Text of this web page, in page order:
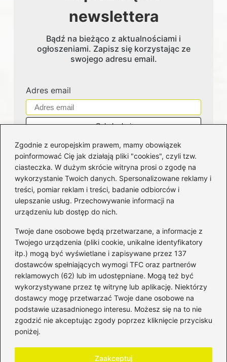
Zgodnie z europejskim prawem, mamy obowiązek
poinformować Cię jak działają pliki "cookies", czyli tzw.
ciasteczka. W dużym skrócie witryna prosi o zgodę na
wykorzystanie Twoich danych. Spersonalizowane reklamy i
treści, pomiar reklam i treści, badanie odbiorców i
ulepszanie usług. Przechowywanie informacji na
urządzeniu lub dostęp do nich.
Twoje dane osobowe będą przetwarzane, a informacje z
Twojego urządzenia (pliki cookie, unikalne identyfikatory
itp.) mogą być wyświetlane i zapisywane przez 137
dostawców spełniających wymogi TFC oraz partnerów
reklamowych (62) lub im udostępniane. Mogą też być
wykorzystywane przez tę witrynę lub aplikację. Niektórzy
dostawcy mogę przetwarzać Twoje dane osobowe na
podstawie uzasadnionego interesu. Możesz się na to nie
zgodzić nie akceptując zgody poprzez kliknięcie przycisku
poniżej.
Zaakceptuj
newslettera
Bądź na bieżąco z aktualnościami i
ogłoszeniami. Zapisz się korzystając ze
swojego adresu email.
Adres email
Kategorie
Bankowość (181)
Fundusze
(36)
Giełda(28)
Inwestycje(49)
Rentowność(32)
Rozliczenia(196)
Świadczenia socjalne(59)
Waluty(21)
Windykacja(49)